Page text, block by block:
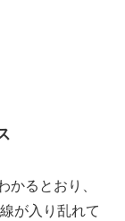
かるとおり、
が入り乱れて